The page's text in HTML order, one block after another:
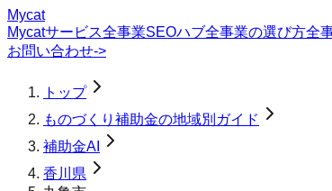
Mycat
Mycatサービス全事業SEOハブ全事業の選び方全
お問い合わせ->
トップ
ものづくり補助金の地域別ガイド
補助金AI
香川県